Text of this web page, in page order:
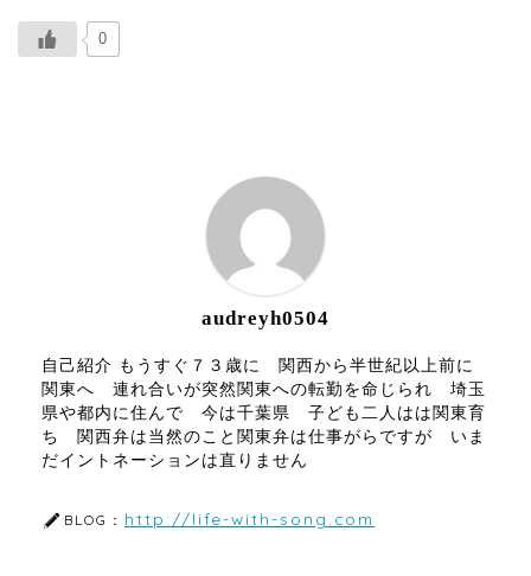
0
audreyh0504
自己紹介 もうすぐ７３歳に 関西から半世紀以上前に
関東へ 連れ合いが突然関東への転勤を命じられ 埼玉
県や都内に住んで 今は千葉県 子ども二人はは関東育
ち 関西弁は当然のこと関東弁は仕事がらですが いま
だイントネーションは直りません
BLOG： http://life-with-song.com